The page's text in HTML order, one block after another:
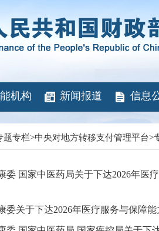
机构 新闻报道 信息
题专栏>中央对地方转移支付管理平台>
委 国家中医药局关于下达2026年
委关于下达2026年医疗服务与保障